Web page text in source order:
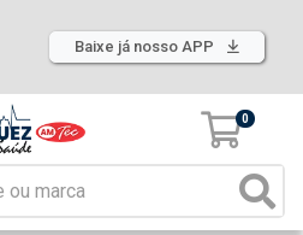
Baixe já nosso APP
0